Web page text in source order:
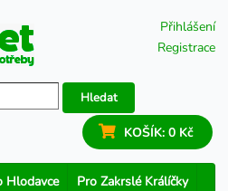
Přihlášení
Registrace
Hledat
KOŠÍK: 0 Kč
Hlodavce Pro Zakrslé Králíčky